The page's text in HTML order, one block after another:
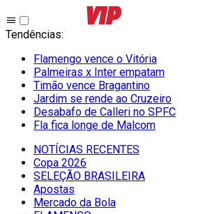
Tendências:
Flamengo vence o Vitória
Palmeiras x Inter empatam
Timão vence Bragantino
Jardim se rende ao Cruzeiro
Desabafo de Calleri no SPFC
Fla fica longe de Malcom
NOTÍCIAS RECENTES
Copa 2026
SELEÇÃO BRASILEIRA
Apostas
Mercado da Bola